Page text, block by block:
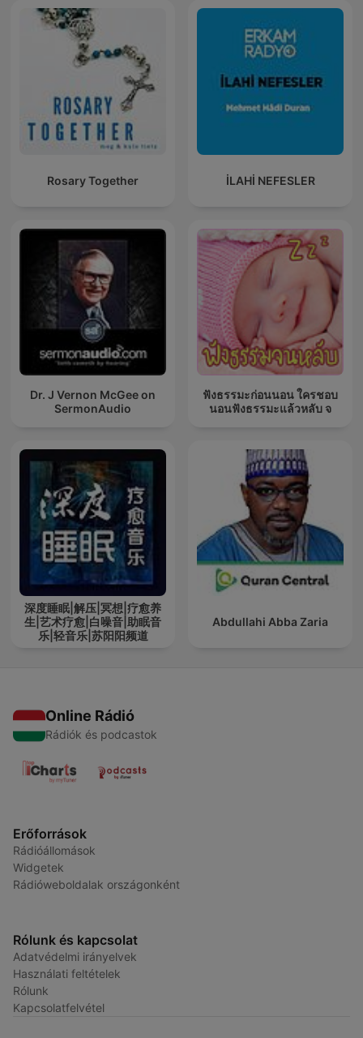
Rosary Together İLAHİ NEFESLER
Dr. J Vernon McGee on
SermonAudio
ฟังธรรมะก่อนนอน ใครชอบ
นอนฟังธรรมะแล้วหลับ จ
深度睡眠|解压|冥想|疗愈养
生|艺术疗愈|白噪音|助眠音
乐|轻音乐|苏阳阳频道
Abdullahi Abba Zaria
Online Rádió
Rádiók és podcastok
Erőforrások
Rádióállomások
Widgetek
Rádióweboldalak országonként
Rólunk és kapcsolat
Adatvédelmi irányelvek
Használati feltételek
Rólunk
Kapcsolatfelvétel